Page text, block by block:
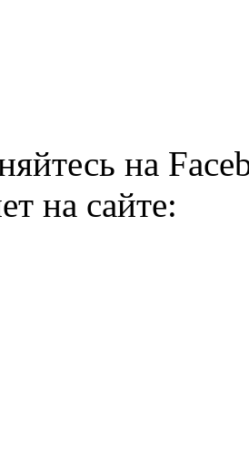
на
на сайте: